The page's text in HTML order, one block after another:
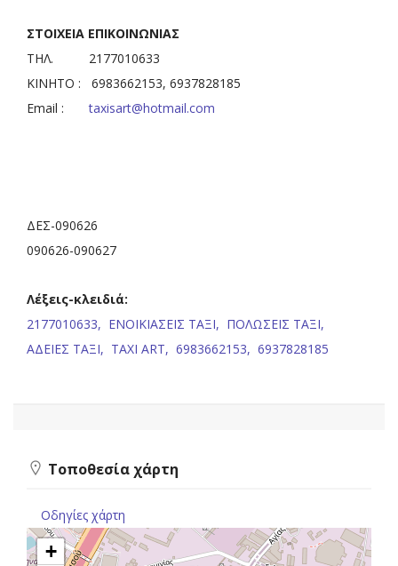
ΣΤΟΙΧΕΙΑ ΕΠΙΚΟΙΝΩΝΙΑΣ
ΤΗΛ. 2177010633
KINHTO : 6983662153, 6937828185
Email :taxisart@hotmail.com
ΔΕΣ-090626
090626-090627
Λέξεις-κλειδιά:
2177010633, ΕΝΟΙΚΙΑΣΕΙΣ ΤΑΞΙ, ΠΟΛΩΣΕΙΣ ΤΑΞΙ,
ΑΔΕΙΕΣ ΤΑΞΙ, TAXI ART, 6983662153, 6937828185
Τοποθεσία χάρτη
Οδηγίες χάρτη
+